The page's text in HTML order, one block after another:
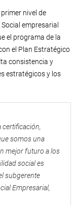
nivel de
empresarial
el programa de la
el Plan Estratégico
consistencia y
estratégicos y los
certificación,
somos una
mejor futuro a los
social es
subgerente
Empresarial,